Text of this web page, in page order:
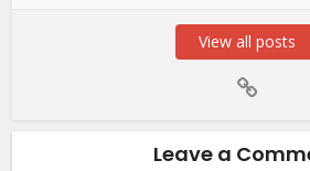
View all posts
Leave a